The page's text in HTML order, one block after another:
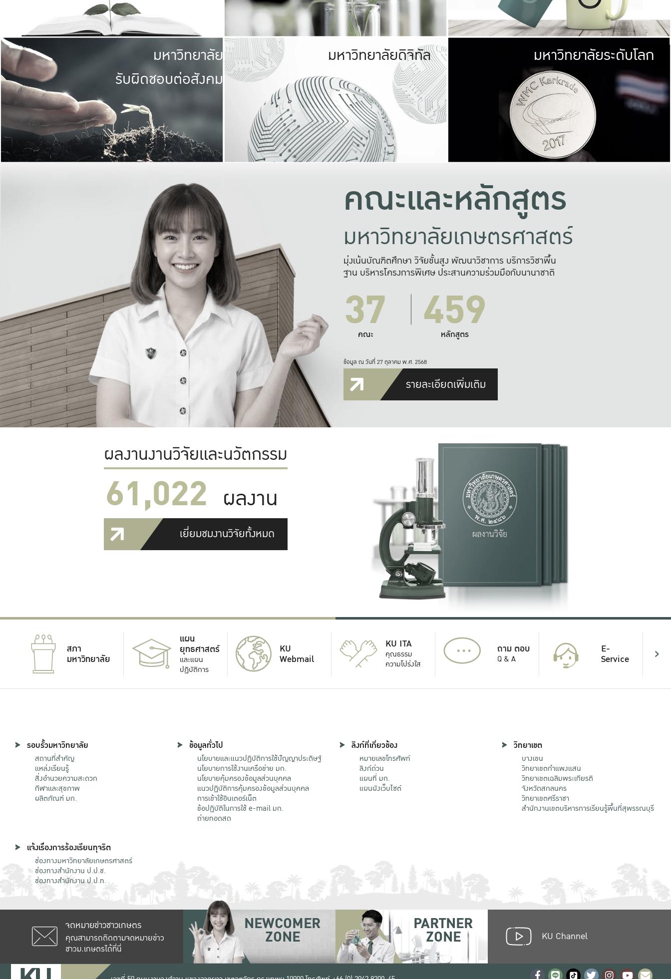
ให้กับประชาชน
มหาวิทยาลัย
รับผิดชอบต่อสังคม
มหาวิทยาลัยรับผิดชอบต่อสังคม
ร่วมมือกับชุมชน เพื่อความกินดีอยู่ดี
และความสุขอย่างยั่งยืน
มองปัญหาในภาพกว้าง
แก้ไขจากปัญหาจุดเล็กๆ
มหาวิทยาลัยดิจิทัล มหาวิทยา
พร้อมที่จ
และผลักดันในการใช้ระบบส
เพื่อการทำงานแ
มหาวิทยาลัยระดับโลก
คณะและหลักสูตร
มหาวิทยาลัยเกษตรศาสตร์
มุ่งเน้นบัณฑิตศึกษา วิจัยขั้นสูง พัฒนาวิชาการ บริการวิชาพื้น
ฐาน บริหารโครงการพิเศษ ประสานความร่วมมือกับนานาชาติ
37
คณะ 459
หลักสูตร
ข้อมูล ณ วันที่ 27 ตุลาคม พ.ศ. 2568
รายละเอียดเพิ่มเติม
ผลงานงานวิจัยและนวัตกรรม
61,022 ผลงาน
เยี่ยมชมงานวิจัยทั้งหมด
สภา
มหาวิทยาลัย
แผน
ยุทธศาสตร์
และแผน
ปฏิบัติการ
KU
Webmail
KU ITA
คุณธรรม
ความโปร่งใส
... ถาม ตอบ
Q & A
E-
Service
รอบรั้วมหาวิทยาลัย
สถานที่สำคัญ
แหล่งเรียนรู้
สิ่งอำนวยความสะดวก
กีฬาและสุขภาพ
ผลิตภัณฑ์ มก.
ข้อมูลทั่วไป
นโยบายและแนวปฏิบัติการใช้ปัญญาประดิษฐ์
นโยบายการใช้งานเครือข่าย มก.
นโยบายคุ้มครองข้อมูลส่วนบุคคล
แนวปฏิบัติการคุ้มครองข้อมูลส่วนบุคคล
การเข้าใช้อินเตอร์เน็ต
ข้อปฏิบัติในการใช้ e-mail มก.
ถ่ายทอดสด
ลิงก์ที่เกี่ยวข้อง
หมายเลขโทรศัพท์
ลิงก์ด่วน
แผนที่ มก.
แผนผังเว็บไซต์
วิทยาเขต
บางเขน
วิทยาเขตกําแพงแสน
วิทยาเขตเฉลิมพระเกียรติ
จังหวัดสกลนคร
วิทยาเขตศรีราชา
สำนักงานเขตบริหารการเรียนรู้พื้นที่สุพรรณบุรี
แจ้งเรื่องการร้องเรียนทุจริต
ช่องทางมหาวิทยาลัยเกษตรศาสตร์
ช่องทางสำนักงาน ป.ป.ช.
ช่องทางสำนักงาน ป.ป.ท.
จดหมายข่าวชาวเกษตร
คุณสามารถติดตามจดหมายข่าว
ชาวม.เกษตรได้ที่นี่
NEWCOMER
ZONE
PARTNER
ZONE KU Channel